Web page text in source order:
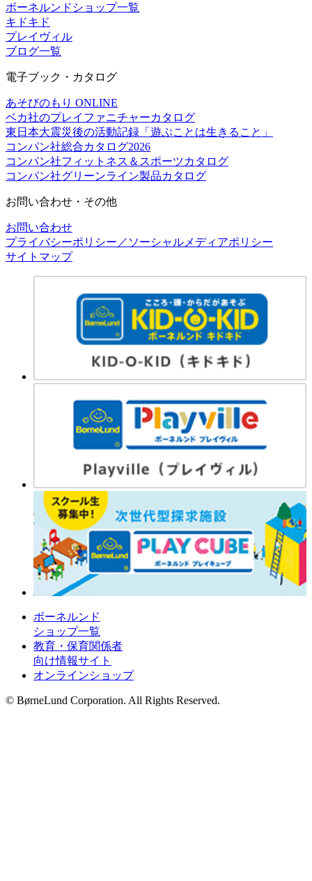
ボーネルンドショップ一覧
キドキド
プレイヴィル
ブログ一覧
電子ブック・カタログ
あそびのもり ONLINE
ベカ社のプレイファニチャーカタログ
東日本大震災後の活動記録「遊ぶことは生きること」
コンパン社総合カタログ2026
コンパン社フィットネス＆スポーツカタログ
コンパン社グリーンライン製品カタログ
お問い合わせ・その他
お問い合わせ
プライバシーポリシー／ソーシャルメディアポリシー
サイトマップ
ボーネルンド
ショップ一覧
教育・保育関係者
向け情報サイト
オンラインショップ
© BørneLund Corporation. All Rights Reserved.